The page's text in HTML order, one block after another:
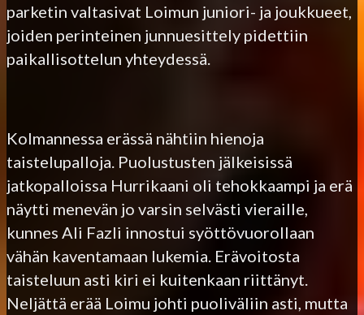
parketin valtasivat Loimun juniori- ja joukkueet,
joiden perinteinen junnuesittely pidettiin
paikallisottelun yhteydessä.
Kolmannessa erässä nähtiin hienoja
taistelupalloja. Puolustusten jälkeisissä
jatkopalloissa Hurrikaani oli tehokkaampi ja erä
näytti menevän jo varsin selvästi vieraille,
kunnes Ali Fazli innostui syöttövuorollaan
vähän kaventamaan lukemia. Erävoitosta
taisteluun asti kiri ei kuitenkaan riittänyt.
Neljättä erää Loimu johti puoliväliin asti, mutta